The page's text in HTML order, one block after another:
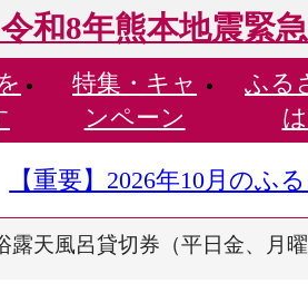
令和8年熊本地震緊
特集・ キャ
ンペーン
ふる
【重要】2026年10月のふ
天風呂貸切券（平日金、月